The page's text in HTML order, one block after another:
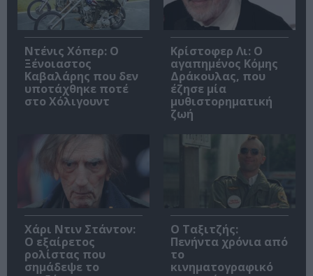
Ντένις Χόπερ: Ο
Ξένοιαστος
Καβαλάρης που δεν
υποτάχθηκε ποτέ
στο Χόλιγουντ
Κρίστοφερ Λι: Ο
αγαπημένος Κόμης
Δράκουλας, που
έζησε μία
μυθιστορηματική
ζωή
Χάρι Ντιν Στάντον:
Ο εξαίρετος
ρολίστας που
σημάδεψε το
Ο Ταξιτζής:
Πενήντα χρόνια από
το
κινηματογραφικό